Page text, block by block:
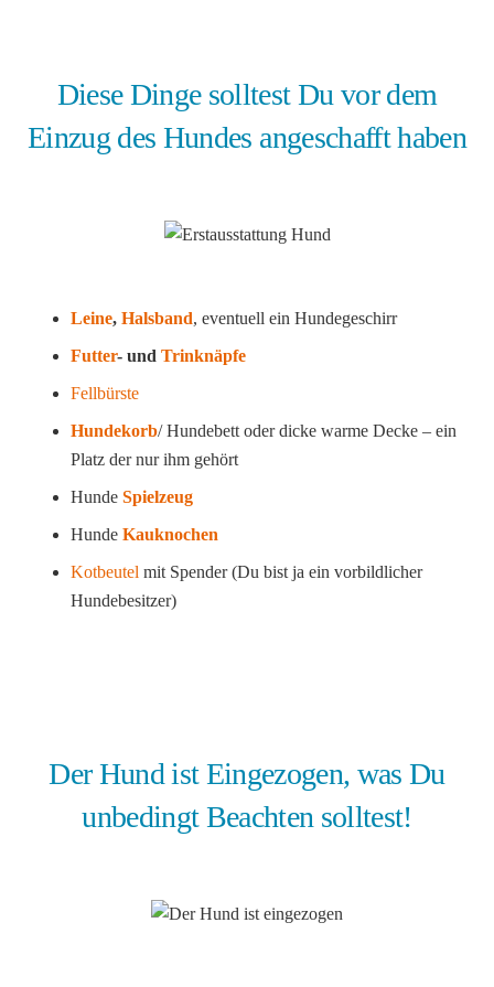
Diese Dinge solltest Du vor dem
Einzug des Hundes angeschafft haben
Leine, Halsband, eventuell ein Hundegeschirr
Futter- und Trinknäpfe
Fellbürste
Hundekorb/ Hundebett oder dicke warme Decke – ein
Platz der nur ihm gehört
Hunde Spielzeug
Hunde Kauknochen
Kotbeutel mit Spender (Du bist ja ein vorbildlicher
Hundebesitzer)
Der Hund ist Eingezogen, was Du
unbedingt Beachten solltest!